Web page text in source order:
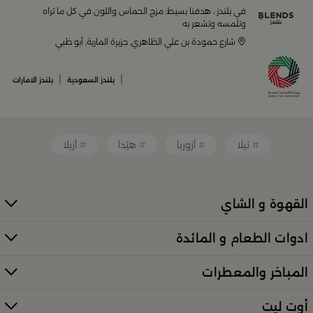
أواني تقديم فاخرة وأطقم مائدة راقية
أدوات القهوة والشاي الفريدة
قطع ديكور منزلية تضفي لمسة فنية
تسوقي أدوات تقديم وضيافة راقية في
إذا كنتِ تبحثين عن أدوات تقديم مميزة لإفطار العائلة أو احتفال
خاص، فستجدين كل ما تحتاجينه لدى
في بلندز ، هدفنا بسيط: مزج الحماس واللون في كل ما تراه
وتلمسه وتشعر به
شارع حمودة بن علي الظاهري, جزيرة المارية, أبو ظبي
بلندز السعودية بلندز الامارات
تيلا أزوريا هيْدا أزيلا
القهوة و الشاي
ادوات الطعام و المائدة
المباخر والمعطرات
أوت ليت